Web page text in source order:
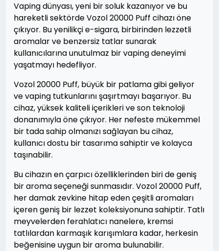
Vaping dünyası, yeni bir soluk kazanıyor ve bu
hareketli sektörde Vozol 20000 Puff cihazı öne
çıkıyor. Bu yenilikçi e-sigara, birbirinden lezzetli
aromalar ve benzersiz tatlar sunarak
kullanıcılarına unutulmaz bir vaping deneyimi
yaşatmayı hedefliyor.
Vozol 20000 Puff, büyük bir patlama gibi geliyor
ve vaping tutkunlarını şaşırtmayı başarıyor. Bu
cihaz, yüksek kaliteli içerikleri ve son teknoloji
donanımıyla öne çıkıyor. Her nefeste mükemmel
bir tada sahip olmanızı sağlayan bu cihaz,
kullanıcı dostu bir tasarıma sahiptir ve kolayca
taşınabilir.
Bu cihazın en çarpıcı özelliklerinden biri de geniş
bir aroma seçeneği sunmasıdır. Vozol 20000 Puff,
her damak zevkine hitap eden çeşitli aromaları
içeren geniş bir lezzet koleksiyonuna sahiptir. Tatlı
meyvelerden ferahlatıcı nanelere, kremsi
tatlılardan karmaşık karışımlara kadar, herkesin
beğenisine uygun bir aroma bulunabilir.